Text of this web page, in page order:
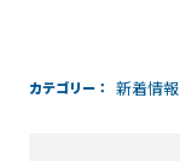
カテゴリー 新着情報